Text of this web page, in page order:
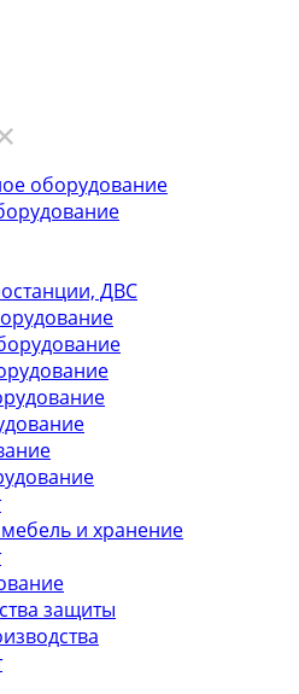
оборудование
ДВС
и хранение
защиты